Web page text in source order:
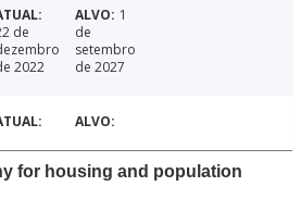
de
2022
1
de
setembro
de 2027
for housing and population